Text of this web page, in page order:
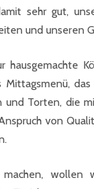
sehr gut,
und unseren
das
Torten, die
von
wollen